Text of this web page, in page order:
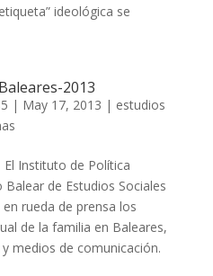
ideológica se
2013
| May 17, 2013 | estudios
Instituto de Política
de Estudios Sociales
rueda de prensa los
de la familia en Baleares,
medios de comunicación.